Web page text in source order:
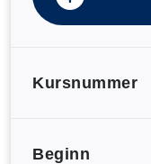
Kursnummer
Beginn